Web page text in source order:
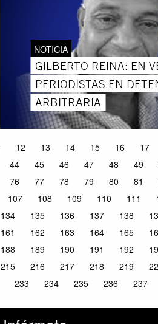
NOTICIA
GILBERTO REINA: EN
PERIODISTAS EN
ARBITRARIA
12 13 14 15 16 17
44 45 46 47 48 49
76 77 78 79 80 81
107 108 109 110 111
134 135 136 137 138
161 162 163 164 165
188 189 190 191 192
215 216 217 218 219
233
234 235 236 237